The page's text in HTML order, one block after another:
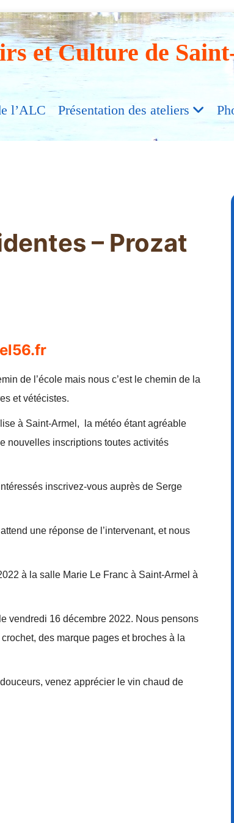
et Culture de
l’ALC Présentation des ateliers
– Prozat
de l’école mais nous c’est le chemin de la
et vétécistes.
à Saint-Armel, la météo étant agréable
nouvelles inscriptions toutes activités
inscrivez-vous auprès de Serge
une réponse de l’intervenant, et nous
à la salle Marie Le Franc à Saint-Armel à
vendredi 16 décembre 2022. Nous pensons
des marque pages et broches à la
venez apprécier le vin chaud de